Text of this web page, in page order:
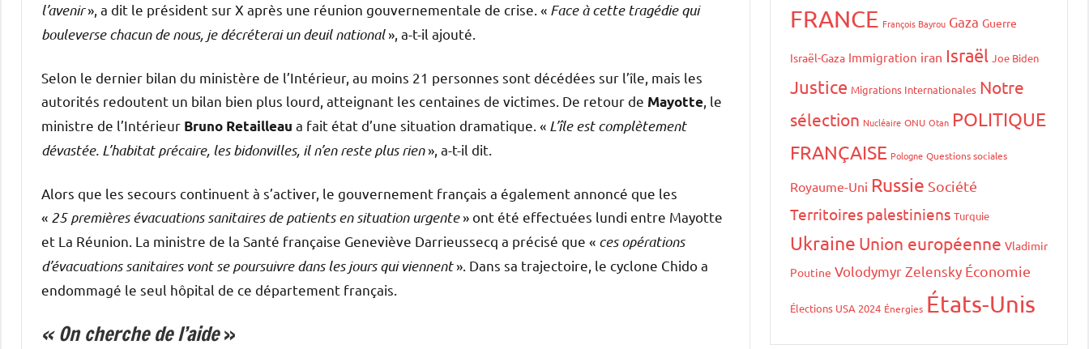
l’avenir», a dit le président sur X après une réunion gouvernementale de crise. « Face à cette tragédie qui
bouleverse chacun de nous, je décréterai un deuil national», a-t-il ajouté.
Selon le dernier bilan du ministère de l’Intérieur, au moins 21 personnes sont décédées sur l’île, mais les
autorités redoutent un bilan bien plus lourd, atteignant les centaines de victimes. De retour de Mayotte , le
ministre de l’Intérieur Bruno Retailleau a fait état d’une situation dramatique. « L’île est complètement
dévastée. L’habitat précaire, les bidonvilles, il n’en reste plus rien», a-t-il dit.
Alors que les secours continuent à s’activer, le gouvernement français a également annoncé que les
« 25 premières évacuations sanitaires de patients en situation urgente» ont été effectuées lundi entre Mayotte
et La Réunion. La ministre de la Santé française Geneviève Darrieussecq a précisé que « ces opérations
d’évacuations sanitaires vont se poursuivre dans les jours qui viennent». Dans sa trajectoire, le cyclone Chido a
endommagé le seul hôpital de ce département français.
« On cherche de l’aide»
FRANCE François Bayrou Gaza Guerre
Israël-Gaza Immigration iran Israël Joe Biden
Justice Migrations Internationales Notre
sélection Nucléaire ONU Otan POLITIQUE
FRANÇAISE Pologne Questions sociales
Royaume-Uni Russie Société
Territoires palestiniens Turquie
Ukraine Union européenne Vladimir
Poutine Volodymyr Zelensky Économie
Élections USA 2024 Énergies États-Unis